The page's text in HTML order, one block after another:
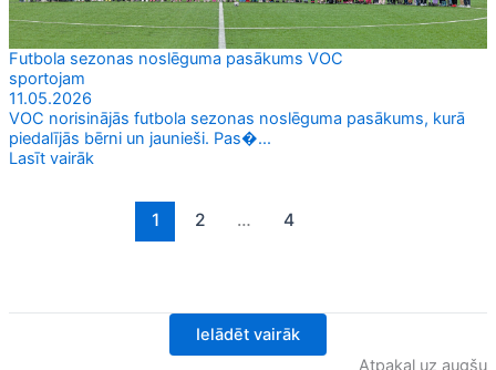
Futbola sezonas noslēguma pasākums VOC
sportojam
11.05.2026
VOC norisinājās futbola sezonas noslēguma pasākums, kurā
piedalījās bērni un jaunieši. Pas�...
Lasīt vairāk
1 2 … 4
Ielādēt vairāk
Atpakaļ uz augšu